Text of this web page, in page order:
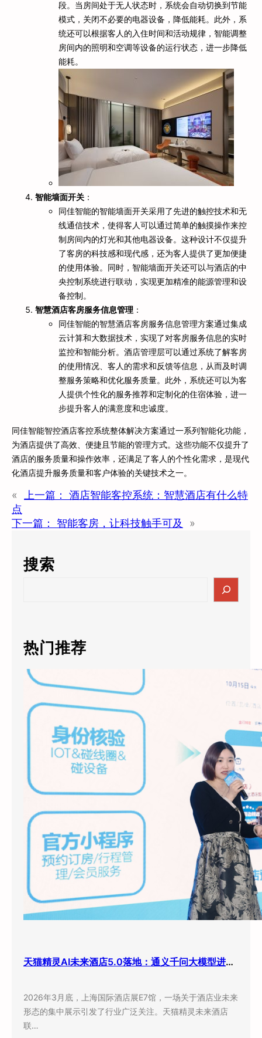
段。当房间处于无人状态时，系统会自动切换到节能
模式，关闭不必要的电器设备，降低能耗。此外，系
统还可以根据客人的入住时间和活动规律，智能调整
房间内的照明和空调等设备的运行状态，进一步降低
能耗。
智能墙面开关 ：
同佳智能的智能墙面开关采用了先进的触控技术和无
线通信技术，使得客人可以通过简单的触摸操作来控
制房间内的灯光和其他电器设备。这种设计不仅提升
了客房的科技感和现代感，还为客人提供了更加便捷
的使用体验。同时，智能墙面开关还可以与酒店的中
央控制系统进行联动，实现更加精准的能源管理和设
备控制。
智慧酒店客房服务信息管理 ：
同佳智能的智慧酒店客房服务信息管理方案通过集成
云计算和大数据技术，实现了对客房服务信息的实时
监控和智能分析。酒店管理层可以通过系统了解客房
的使用情况、客人的需求和反馈等信息，从而及时调
整服务策略和优化服务质量。此外，系统还可以为客
人提供个性化的服务推荐和定制化的住宿体验，进一
步提升客人的满意度和忠诚度。
同佳智能智控酒店客控系统整体解决方案通过一系列智能化功能，
为酒店提供了高效、便捷且节能的管理方式。这些功能不仅提升了
酒店的服务质量和操作效率，还满足了客人的个性化需求，是现代
化酒店提升服务质量和客户体验的关键技术之一。
« 上一篇：
酒店智能客控系统：智慧酒店有什么特
点
下一篇：
智能客房，让科技触手可及 »
搜索
c
h
热门推荐
天猫精灵AI未来酒店5.0落地：通义千问大模型进驻客房，酒店业迎来”数字员工”时代
2026年3月底，上海国际酒店展E7馆，一场关于酒店业未来
形态的集中展示引发了行业广泛关注。天猫精灵未来酒店
联…